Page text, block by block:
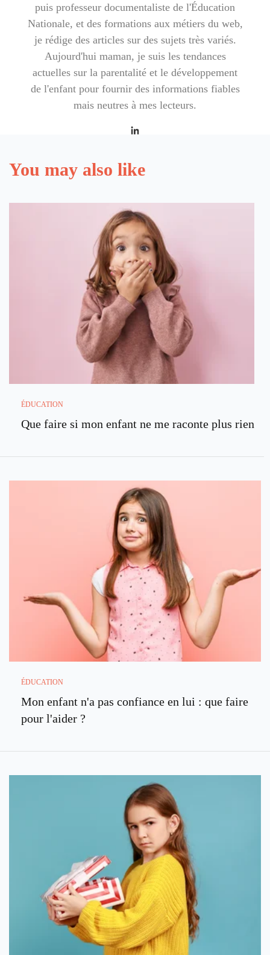
puis professeur documentaliste de l'Éducation
Nationale, et des formations aux métiers du web,
je rédige des articles sur des sujets très variés.
Aujourd'hui maman, je suis les tendances
actuelles sur la parentalité et le développement
de l'enfant pour fournir des informations fiables
mais neutres à mes lecteurs.
You may also like
ÉDUCATION
Que faire si mon enfant ne me raconte plus rien
ÉDUCATION
Mon enfant n'a pas confiance en lui : que faire
pour l'aider ?